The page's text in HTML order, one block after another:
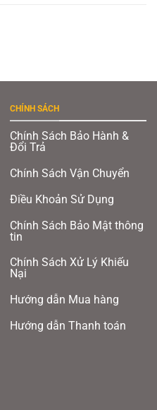
CHÍNH SÁCH
Chính Sách Bảo Hành &
Đổi Trả
Chính Sách Vận Chuyển
Điều Khoản Sử Dụng
Chính Sách Bảo Mật thông
tin
Chính Sách Xử Lý Khiếu
Nại
Hướng dẫn Mua hàng
Hướng dẫn Thanh toán